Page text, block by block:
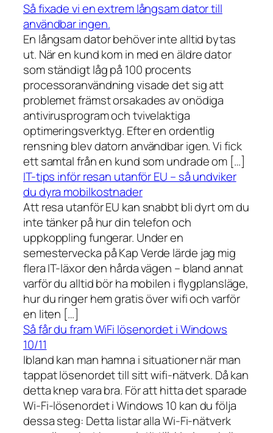
Så fixade vi en extrem långsam dator till
användbar ingen.
En långsam dator behöver inte alltid bytas
ut. När en kund kom in med en äldre dator
som ständigt låg på 100 procents
processoranvändning visade det sig att
problemet främst orsakades av onödiga
antivirusprogram och tvivelaktiga
optimeringsverktyg. Efter en ordentlig
rensning blev datorn användbar igen. Vi fick
ett samtal från en kund som undrade om […]
IT-tips inför resan utanför EU – så undviker
du dyra mobilkostnader
Att resa utanför EU kan snabbt bli dyrt om du
inte tänker på hur din telefon och
uppkoppling fungerar. Under en
semestervecka på Kap Verde lärde jag mig
flera IT-läxor den hårda vägen – bland annat
varför du alltid bör ha mobilen i flygplansläge,
hur du ringer hem gratis över wifi och varför
en liten […]
Så får du fram WiFi lösenordet i Windows
10/11
Ibland kan man hamna i situationer när man
tappat lösenordet till sitt wifi-nätverk. Då kan
detta knep vara bra. För att hitta det sparade
Wi-Fi-lösenordet i Windows 10 kan du följa
dessa steg: Detta listar alla Wi-Fi-nätverk